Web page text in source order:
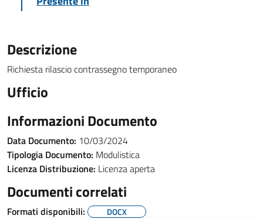
Descrizione
Richiesta rilascio contrassegno temporaneo
Ufficio
Informazioni Documento
Data Documento: 10/03/2024
Tipologia Documento: Modulistica
Licenza Distribuzione: Licenza aperta
Documenti correlati
Formati disponibili: DOCX